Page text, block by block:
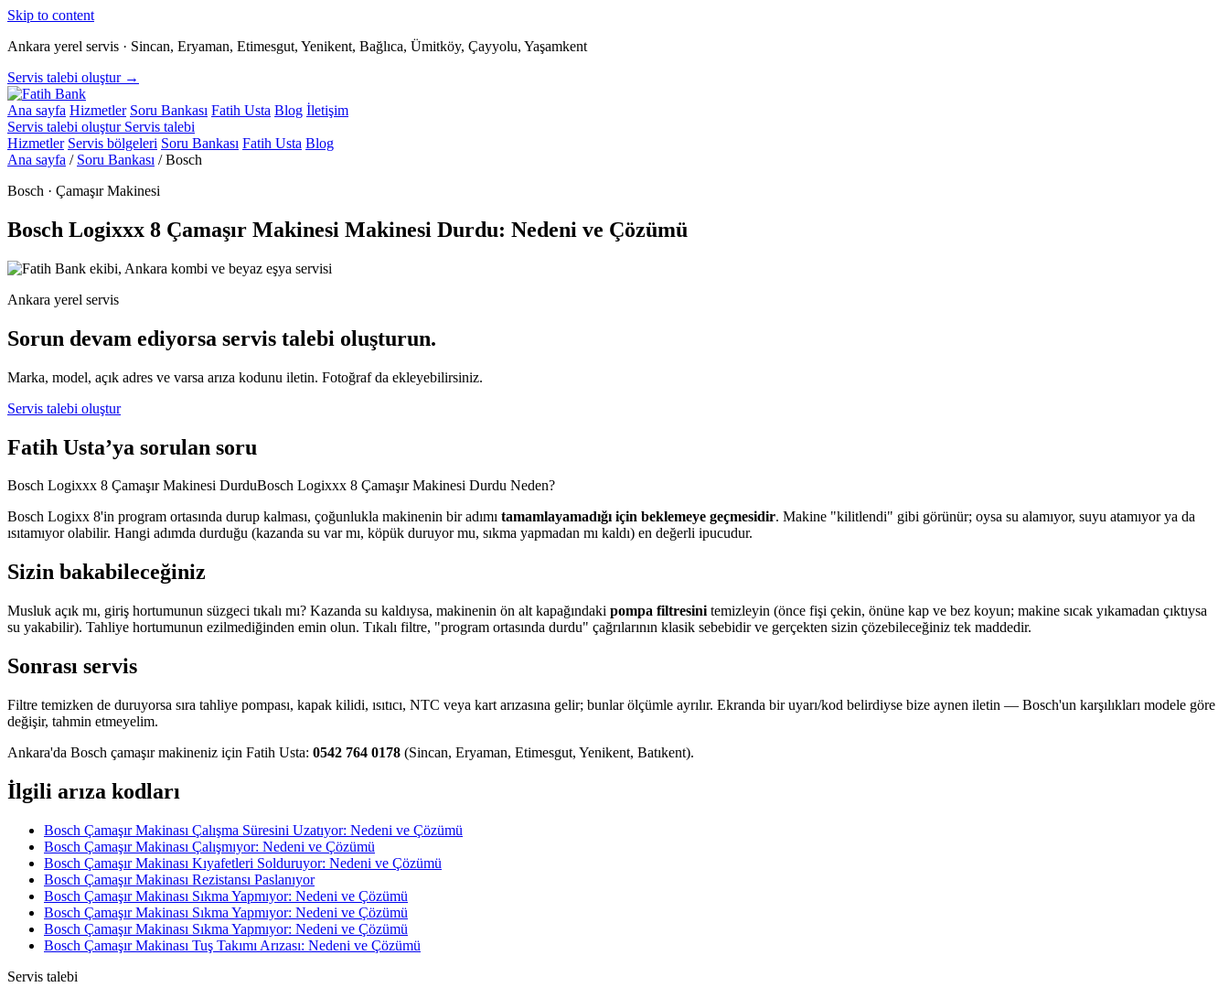
Skip to content
Ankara yerel servis · Sincan, Eryaman, Etimesgut, Yenikent, Bağlıca, Ümitköy, Çayyolu, Yaşamkent
Servis talebi oluştur →
Ana sayfa Hizmetler Soru Bankası Fatih Usta Blog İletişim
Servis talebi oluştur Servis talebi
Hizmetler Servis bölgeleri Soru Bankası Fatih Usta Blog
Ana sayfa / Soru Bankası / Bosch
Bosch · Çamaşır Makinesi
Bosch Logixxx 8 Çamaşır Makinesi Makinesi Durdu: Nedeni ve Çözümü
Ankara yerel servis
Sorun devam ediyorsa servis talebi oluşturun.
Marka, model, açık adres ve varsa arıza kodunu iletin. Fotoğraf da ekleyebilirsiniz.
Servis talebi oluştur
Fatih Usta’ya sorulan soru
Bosch Logixxx 8 Çamaşır Makinesi DurduBosch Logixxx 8 Çamaşır Makinesi Durdu Neden?
Bosch Logixx 8'in program ortasında durup kalması, çoğunlukla makinenin bir adımı tamamlayamadığı için beklemeye geçmesidir. Makine "kilitlendi" gibi görünür; oysa su alamıyor, suyu atamıyor ya da
ısıtamıyor olabilir. Hangi adımda durduğu (kazanda su var mı, köpük duruyor mu, sıkma yapmadan mı kaldı) en değerli ipucudur.
Sizin bakabileceğiniz
Musluk açık mı, giriş hortumunun süzgeci tıkalı mı? Kazanda su kaldıysa, makinenin ön alt kapağındaki pompa filtresini temizleyin (önce fişi çekin, önüne kap ve bez koyun; makine sıcak yıkamadan çıktıysa
su yakabilir). Tahliye hortumunun ezilmediğinden emin olun. Tıkalı filtre, "program ortasında durdu" çağrılarının klasik sebebidir ve gerçekten sizin çözebileceğiniz tek maddedir.
Sonrası servis
Filtre temizken de duruyorsa sıra tahliye pompası, kapak kilidi, ısıtıcı, NTC veya kart arızasına gelir; bunlar ölçümle ayrılır. Ekranda bir uyarı/kod belirdiyse bize aynen iletin — Bosch'un karşılıkları modele göre
değişir, tahmin etmeyelim.
Ankara'da Bosch çamaşır makineniz için Fatih Usta: 0542 764 0178 (Sincan, Eryaman, Etimesgut, Yenikent, Batıkent).
İlgili arıza kodları
Bosch Çamaşır Makinası Çalışma Süresini Uzatıyor: Nedeni ve Çözümü
Bosch Çamaşır Makinası Çalışmıyor: Nedeni ve Çözümü
Bosch Çamaşır Makinası Kıyafetleri Solduruyor: Nedeni ve Çözümü
Bosch Çamaşır Makinası Rezistansı Paslanıyor
Bosch Çamaşır Makinası Sıkma Yapmıyor: Nedeni ve Çözümü
Bosch Çamaşır Makinası Sıkma Yapmıyor: Nedeni ve Çözümü
Bosch Çamaşır Makinası Sıkma Yapmıyor: Nedeni ve Çözümü
Bosch Çamaşır Makinası Tuş Takımı Arızası: Nedeni ve Çözümü
Servis talebi